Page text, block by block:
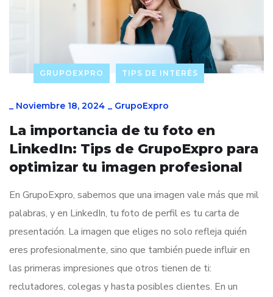
GRUPOEXPRO TIPS DE INTERÉS
_ Noviembre 18, 2024 _ GrupoExpro
La importancia de tu foto en
LinkedIn: Tips de GrupoExpro para
optimizar tu imagen profesional
En GrupoExpro, sabemos que una imagen vale más que mil
palabras, y en LinkedIn, tu foto de perfil es tu carta de
presentación. La imagen que eliges no solo refleja quién
eres profesionalmente, sino que también puede influir en
las primeras impresiones que otros tienen de ti:
reclutadores, colegas y hasta posibles clientes. En un